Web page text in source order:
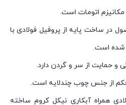
اتومات است.
در ساخت پایه از پروفیل فولادی با
شده است.
حمایت از سر و گردن دارد.
از جنس چوب چندلایه است.
همراه آبکاری نیکل کروم ساخته